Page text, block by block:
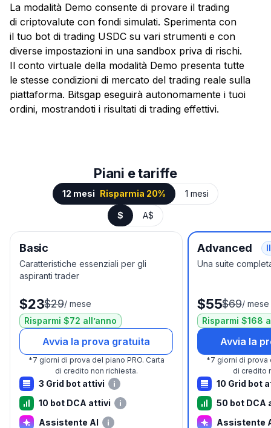
La modalità Demo consente di provare il trading
di criptovalute con fondi simulati. Sperimenta con
il tuo bot di trading USDС su vari strumenti e con
diverse impostazioni in una sandbox priva di rischi.
Il conto virtuale della modalità Demo presenta tutte
le stesse condizioni di mercato del trading reale sulla
piattaforma. Bitsgap eseguirà autonomamente i tuoi
ordini, mostrandoti i risultati di trading effettivi.
Piani e tariffe
12 mesi Risparmia 20% 1 mesi
$ A$
Basic
Caratteristiche essenziali per gli
aspiranti trader
$23$29/ mese
Risparmi $72 all’anno
Avvia la prova gratuita
*7 giorni di prova del piano PRO. Carta
di credito non richiesta.
3 Grid bot attivi
10 bot DCA attivi
Assistente AI
Advanced
Una suite
$55$69/ mese
Risparmi $168
Avvia la
*7 giorni di prova
di credito
10 Grid bot
50 bot DCA
Assistente